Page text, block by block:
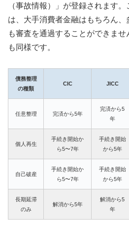
（事故情報）」が登録されます
は、大手消費者金融はもちろん
も審査を通過することができま
も同様です。
債務整理
の種類
CIC JICC
任意整理 完済から5年
完済から5
年
個人再生
手続き開始か
ら5〜7年
手続き開始
から5年
自己破産
手続き開始か
ら5〜7年
手続き開始
から5年
長期延滞
のみ
解消から5年
解消から5
年